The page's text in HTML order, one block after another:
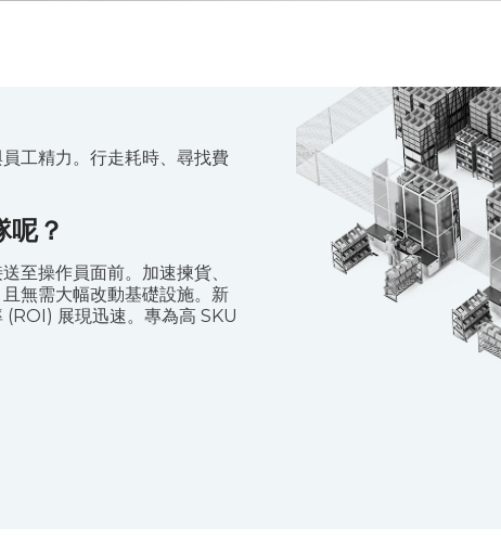
工精力。行走耗時、尋找費
呢？
至操作員面前。加速揀貨、
無需大幅改動基礎設施。新
(ROI) 展現迅速。專為高 SKU